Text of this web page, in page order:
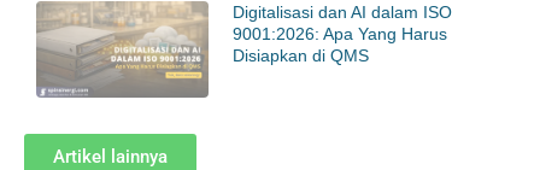
Digitalisasi dan AI dalam ISO
9001:2026: Apa Yang Harus
Disiapkan di QMS
Artikel lainnya